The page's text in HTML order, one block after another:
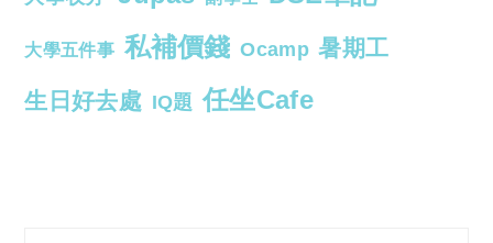
大學五件事 私補價錢 Ocamp 暑期工
生日好去處 IQ題 任坐Cafe